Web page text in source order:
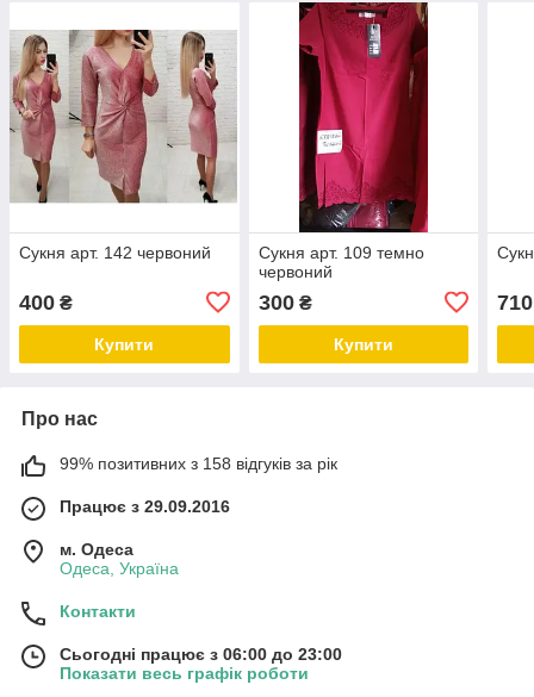
Сукня арт. 142 червоний
400 ₴
Купити
Сукня арт. 109 темно
червоний
300₴
Купити
710
Про нас
99% позитивних з 158 відгуків за рік
Працює з 29.09.2016
м. Одеса
Одеса, Україна
Контакти
Сьогодні працює з 06:00 до 23:00
Показати весь графік роботи